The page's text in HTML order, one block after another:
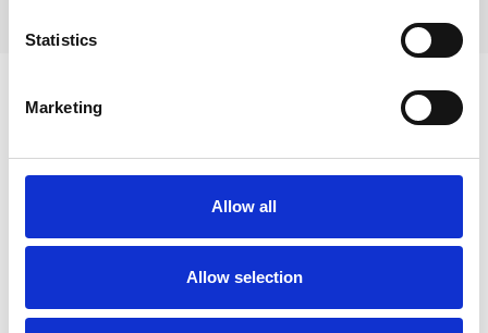
Statistics
Marketing
Allow all
Allow selection